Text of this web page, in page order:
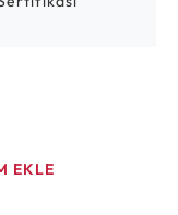
EKLE